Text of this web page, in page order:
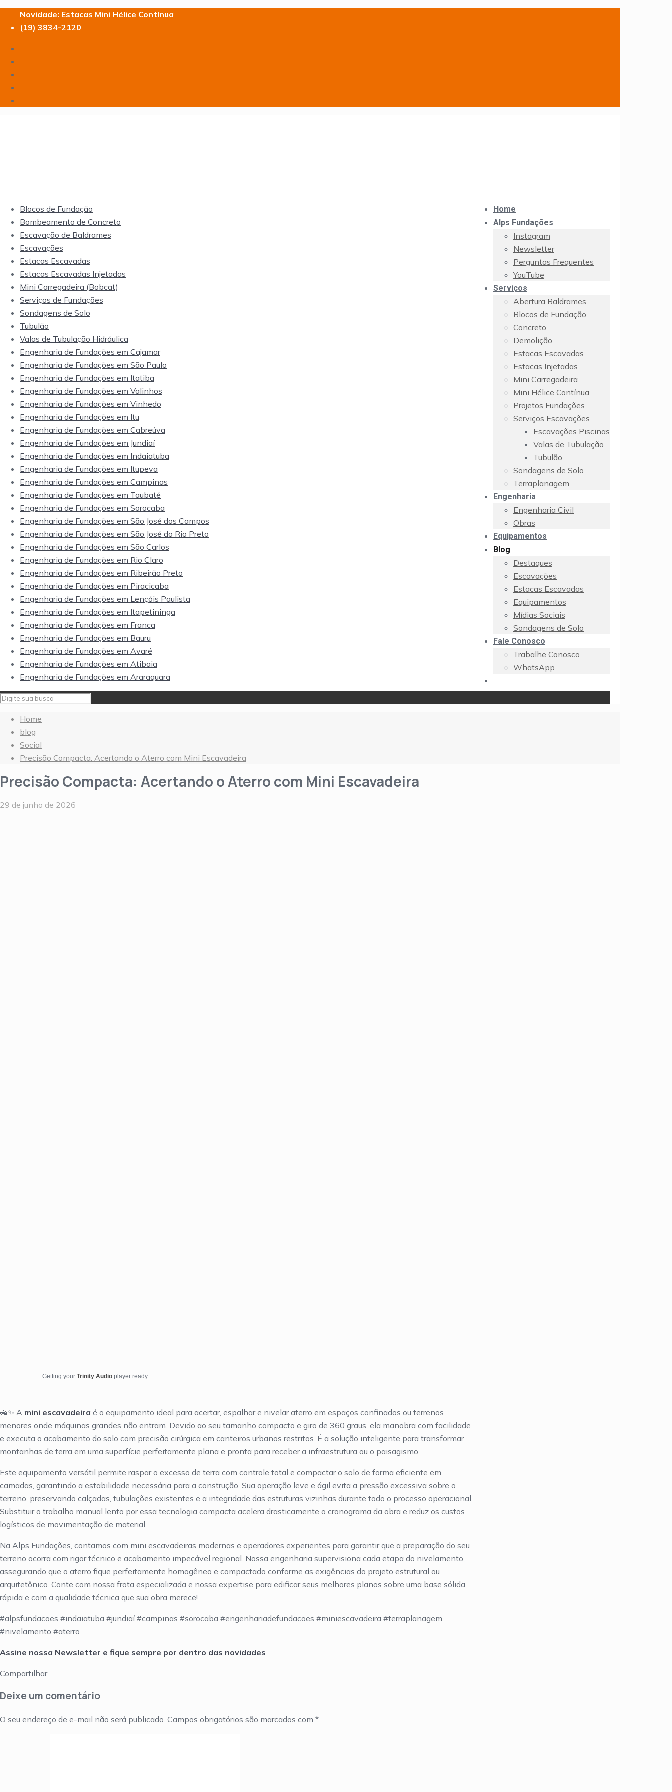
Novidade: Estacas Mini Hélice Contínua
(19) 3834-2120
Home
Alps Fundações
Instagram
Newsletter
Perguntas Frequentes
YouTube
Serviços
Abertura Baldrames
Blocos de Fundação
Concreto
Demolição
Estacas Escavadas
Estacas Injetadas
Mini Carregadeira
Mini Hélice Contínua
Projetos Fundações
Serviços Escavações
Escavações Piscinas
Valas de Tubulação
Tubulão
Sondagens de Solo
Terraplanagem
Engenharia
Engenharia Civil
Obras
Equipamentos
Blog
Destaques
Escavações
Estacas Escavadas
Equipamentos
Mídias Sociais
Sondagens de Solo
Fale Conosco
Trabalhe Conosco
WhatsApp
Blocos de Fundação
Bombeamento de Concreto
Escavação de Baldrames
Escavações
Estacas Escavadas
Estacas Escavadas Injetadas
Mini Carregadeira (Bobcat)
Serviços de Fundações
Sondagens de Solo
Tubulão
Valas de Tubulação Hidráulica
Engenharia de Fundações em Cajamar
Engenharia de Fundações em São Paulo
Engenharia de Fundações em Itatiba
Engenharia de Fundações em Valinhos
Engenharia de Fundações em Vinhedo
Engenharia de Fundações em Itu
Engenharia de Fundações em Cabreúva
Engenharia de Fundações em Jundiaí
Engenharia de Fundações em Indaiatuba
Engenharia de Fundações em Itupeva
Engenharia de Fundações em Campinas
Engenharia de Fundações em Taubaté
Engenharia de Fundações em Sorocaba
Engenharia de Fundações em São José dos Campos
Engenharia de Fundações em São José do Rio Preto
Engenharia de Fundações em São Carlos
Engenharia de Fundações em Rio Claro
Engenharia de Fundações em Ribeirão Preto
Engenharia de Fundações em Piracicaba
Engenharia de Fundações em Lençóis Paulista
Engenharia de Fundações em Itapetininga
Engenharia de Fundações em Franca
Engenharia de Fundações em Bauru
Engenharia de Fundações em Avaré
Engenharia de Fundações em Atibaia
Engenharia de Fundações em Araraquara
Home
blog
Social
Precisão Compacta: Acertando o Aterro com Mini Escavadeira
Precisão Compacta: Acertando o Aterro com Mini Escavadeira
29 de junho de 2026
Getting your Trinity Audio player ready...
🚜✨ A mini escavadeira é o equipamento ideal para acertar, espalhar e nivelar aterro em espaços confinados ou terrenos
menores onde máquinas grandes não entram. Devido ao seu tamanho compacto e giro de 360 graus, ela manobra com facilidade
e executa o acabamento do solo com precisão cirúrgica em canteiros urbanos restritos. É a solução inteligente para transformar
montanhas de terra em uma superfície perfeitamente plana e pronta para receber a infraestrutura ou o paisagismo.
Este equipamento versátil permite raspar o excesso de terra com controle total e compactar o solo de forma eficiente em
camadas, garantindo a estabilidade necessária para a construção. Sua operação leve e ágil evita a pressão excessiva sobre o
terreno, preservando calçadas, tubulações existentes e a integridade das estruturas vizinhas durante todo o processo operacional.
Substituir o trabalho manual lento por essa tecnologia compacta acelera drasticamente o cronograma da obra e reduz os custos
logísticos de movimentação de material.
Na Alps Fundações, contamos com mini escavadeiras modernas e operadores experientes para garantir que a preparação do seu
terreno ocorra com rigor técnico e acabamento impecável regional. Nossa engenharia supervisiona cada etapa do nivelamento,
assegurando que o aterro fique perfeitamente homogêneo e compactado conforme as exigências do projeto estrutural ou
arquitetônico. Conte com nossa frota especializada e nossa expertise para edificar seus melhores planos sobre uma base sólida,
rápida e com a qualidade técnica que sua obra merece!
#alpsfundacoes #indaiatuba #jundiaí #campinas #sorocaba #engenhariadefundacoes #miniescavadeira #terraplanagem
#nivelamento #aterro
Assine nossa Newsletter e fique sempre por dentro das novidades
Compartilhar
Deixe um comentário
O seu endereço de e-mail não será publicado. Campos obrigatórios são marcados com *